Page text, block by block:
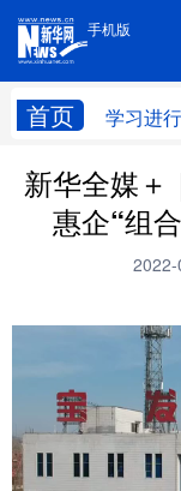
手机版
首页 学习进
手机版
学习进行时
国际
科技
访谈
法律
新华全媒＋
惠企“组